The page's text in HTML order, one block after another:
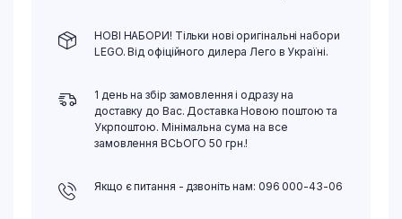
НОВІ НАБОРИ! Тільки нові оригінальні набори
LEGO. Від офіційного дилера Лего в Україні.
1 день на збір замовлення і одразу на
доставку до Вас. Доставка Новою поштою та
Укрпоштою. Мінімальна сума на все
замовлення ВСЬОГО 50 грн.!
Якщо є питання - дзвоніть нам: 096 000-43-06